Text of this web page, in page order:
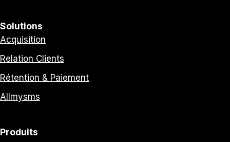
Solutions
Acquisition
Relation Clients
Rétention & Paiement
Allmysms
Produits